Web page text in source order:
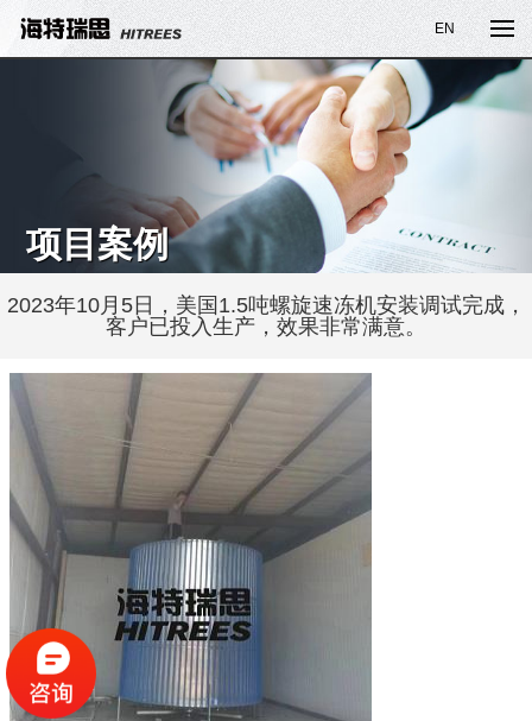
EN
项目案例
2023年10月5日，美国1.5吨螺旋速冻机安装调试完成，
客户已投入生产，效果非常满意。